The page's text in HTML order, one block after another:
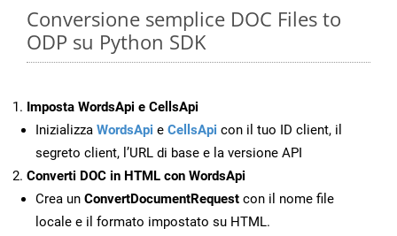
Conversione semplice DOC Files to
ODP su Python SDK
Imposta WordsApi e CellsApi
Inizializza WordsApi e CellsApi con il tuo ID client, il
segreto client, l’URL di base e la versione API
Converti DOC in HTML con WordsApi
Crea un ConvertDocumentRequest con il nome file
locale e il formato impostato su HTML.